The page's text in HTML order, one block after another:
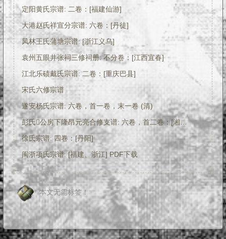
定阳黄氏宗谱: 二卷：[福建仙游]
大港赵氏祥宣分宗谱: 六卷：[丹徒]
凤林王氏蒲塘宗谱: [浙江义乌]
袁州五眼井张祠三修祠册: 不分卷：[江西宜春]
江北乐碛戴氏宗谱: 二卷：[重庆巴县]
宋氏六修宗谱
遂安杨氏宗谱: 六卷，首一卷，末一卷 (清)
彭氏公房下隆昂元亮合修支谱: 六卷，首二卷：[湘阴] PDF下载
徐氏宗谱: 四卷：[丹阳]
闽浙项氏宗谱: [福建、浙江] PDF下载
本文无需标签！